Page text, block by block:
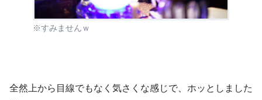
※すみませんｗ
全然上から目線でもなく気さくな感じで、ホッとしました